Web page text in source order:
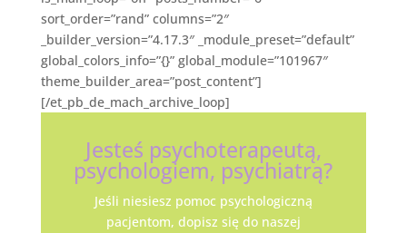
sort_order=”rand” columns=”2″
_builder_version=”4.17.3″ _module_preset=”default”
global_colors_info=”{}” global_module=”101967″
theme_builder_area=”post_content”]
[/et_pb_de_mach_archive_loop]
Jesteś psychoterapeutą,
psychologiem, psychiatrą?
Jeśli niesiesz pomoc psychologiczną
pacjentom, dopisz się do naszej